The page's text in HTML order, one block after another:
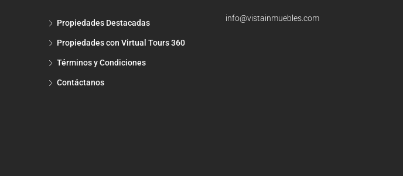
Propiedades Destacadas
Propiedades con Virtual Tours 360
Términos y Condiciones
Contáctanos
info@vistainmuebles.com